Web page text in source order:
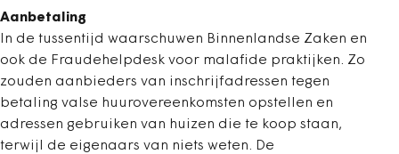
Aanbetaling
In de tussentijd waarschuwen Binnenlandse Zaken en
ook de Fraudehelpdesk voor malafide praktijken. Zo
zouden aanbieders van inschrijfadressen tegen
betaling valse huurovereenkomsten opstellen en
adressen gebruiken van huizen die te koop staan,
terwijl de eigenaars van niets weten. De